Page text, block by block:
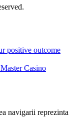
positive outcome
Casino
navigarii reprezinta